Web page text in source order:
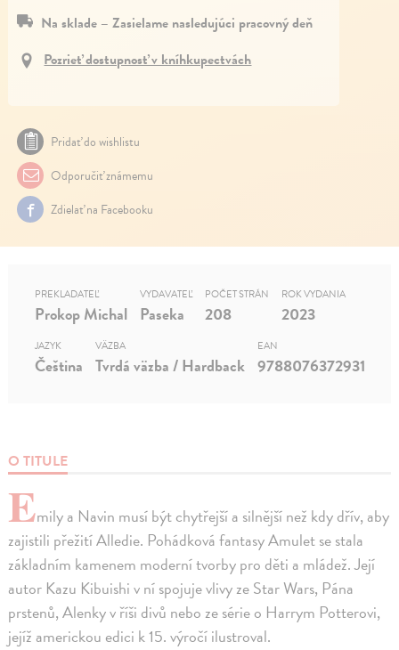
Na sklade – Zasielame nasledujúci pracovný deň
Pozrieť dostupnosť v kníhkupectvách
Pridať do wishlistu
Odporučiť známemu
Zdielať na Facebooku
O TITULE
Emily a Navin musí být chytřejší a silnější než kdy dřív, aby
zajistili přežití Alledie. Pohádková fantasy Amulet se stala
základním kamenem moderní tvorby pro děti a mládež. Její
autor Kazu Kibuishi v ní spojuje vlivy ze Star Wars, Pána
prstenů, Alenky v říši divů nebo ze série o Harrym Potterovi,
jejíž americkou edici k 15. výročí ilustroval.
PREKLADATEĽ
Prokop Michal
VYDAVATEĽ
Paseka
POČET STRÁN
208
ROK VYDANIA
2023
JAZYK
Čeština
VÄZBA
Tvrdá väzba / Hardback
EAN
9788076372931